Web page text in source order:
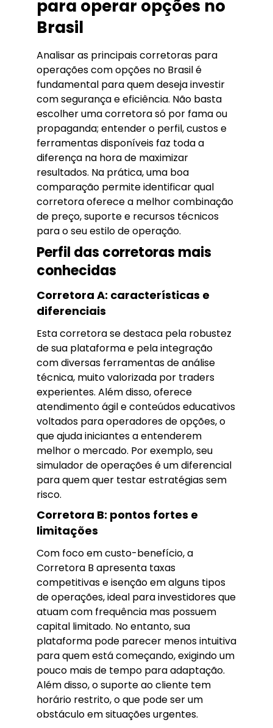
para operar opções no
Brasil
Analisar as principais corretoras para
operações com opções no Brasil é
fundamental para quem deseja investir
com segurança e eficiência. Não basta
escolher uma corretora só por fama ou
propaganda; entender o perfil, custos e
ferramentas disponíveis faz toda a
diferença na hora de maximizar
resultados. Na prática, uma boa
comparação permite identificar qual
corretora oferece a melhor combinação
de preço, suporte e recursos técnicos
para o seu estilo de operação.
Perfil das corretoras mais
conhecidas
Corretora A: características e
diferenciais
Esta corretora se destaca pela robustez
de sua plataforma e pela integração
com diversas ferramentas de análise
técnica, muito valorizada por traders
experientes. Além disso, oferece
atendimento ágil e conteúdos educativos
voltados para operadores de opções, o
que ajuda iniciantes a entenderem
melhor o mercado. Por exemplo, seu
simulador de operações é um diferencial
para quem quer testar estratégias sem
risco.
Corretora B: pontos fortes e
limitações
Com foco em custo-benefício, a
Corretora B apresenta taxas
competitivas e isenção em alguns tipos
de operações, ideal para investidores que
atuam com frequência mas possuem
capital limitado. No entanto, sua
plataforma pode parecer menos intuitiva
para quem está começando, exigindo um
pouco mais de tempo para adaptação.
Além disso, o suporte ao cliente tem
horário restrito, o que pode ser um
obstáculo em situações urgentes.